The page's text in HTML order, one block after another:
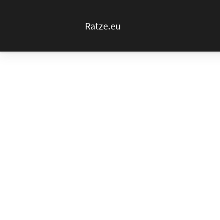
Ratze.eu